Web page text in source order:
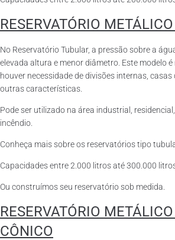
RESERVATÓRIO
No Reservatório Tubular, a pressão sobre a
elevada altura e menor diâmetro. Este modelo
houver necessidade de divisões internas,
outras características.
Pode ser utilizado na área industrial,
incêndio.
Conheça mais sobre os reservatórios tipo
Capacidades entre 2.000 litros até 300.000
Ou construímos seu reservatório sob medida.
RESERVATÓRIO
CÔNICO